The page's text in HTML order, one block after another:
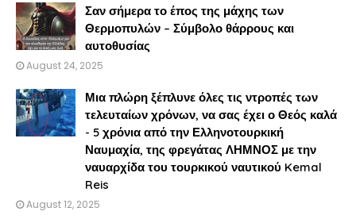
Σαν σήμερα το έπος της μάχης των
Θερμοπυλών – Σύμβολο θάρρους και
αυτοθυσίας
August 24, 2025
Μια πλώρη ξέπλυνε όλες τις ντροπές των
τελευταίων χρόνων, να σας έχει ο Θεός καλά
- 5 χρόνια από την Ελληνοτουρκική
Ναυμαχία, της φρεγάτας ΛΗΜΝΟΣ με την
ναυαρχίδα του τουρκικού ναυτικού Kemal
Reis
August 12, 2025